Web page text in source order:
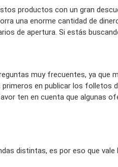
productos con un gran
una enorme cantidad de
de apertura. Si estás
muy frecuentes, ya que
en publicar los folletos
ten en cuenta que algunas
distintas, es por eso que